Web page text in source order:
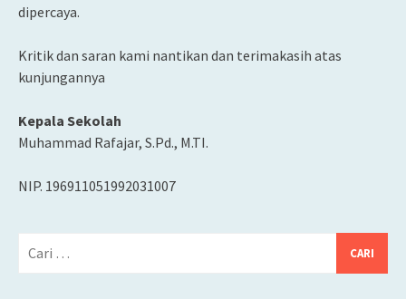
dipercaya.
Kritik dan saran kami nantikan dan terimakasih atas
kunjungannya
Kepala Sekolah
Muhammad Rafajar, S.Pd., M.TI.
NIP. 196911051992031007